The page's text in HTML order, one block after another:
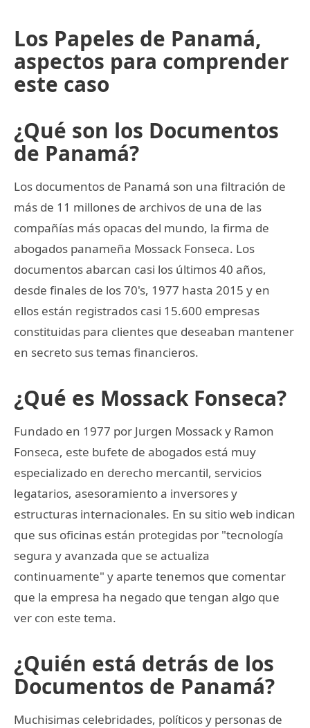
Los Papeles de Panamá,
aspectos para comprender
este caso
¿Qué son los Documentos
de Panamá?
Los documentos de Panamá son una filtración de
más de 11 millones de archivos de una de las
compañías más opacas del mundo, la firma de
abogados panameña Mossack Fonseca. Los
documentos abarcan casi los últimos 40 años,
desde finales de los 70's, 1977 hasta 2015 y en
ellos están registrados casi 15.600 empresas
constituidas para clientes que deseaban mantener
en secreto sus temas financieros.
¿Qué es Mossack Fonseca?
Fundado en 1977 por Jurgen Mossack y Ramon
Fonseca, este bufete de abogados está muy
especializado en derecho mercantil, servicios
legatarios, asesoramiento a inversores y
estructuras internacionales. En su sitio web indican
que sus oficinas están protegidas por "tecnología
segura y avanzada que se actualiza
continuamente" y aparte tenemos que comentar
que la empresa ha negado que tengan algo que
ver con este tema.
¿Quién está detrás de los
Documentos de Panamá?
Muchisimas celebridades, políticos y personas de